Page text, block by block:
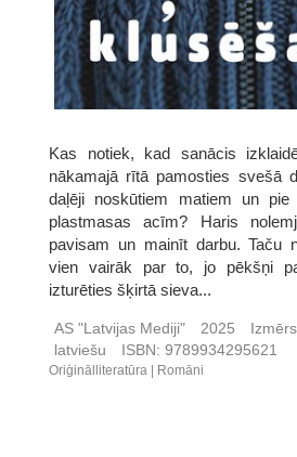
Kas notiek, kad sanācis
nākamajā rītā pamosties svešā
daļēji noskūtiem matiem un pie
plastmasas acīm? Haris
pavisam un mainīt darbu. Taču
vien vairāk par to, jo pēkšņi
izturēties šķirtā sieva...
AS "Latvijas Mediji" 2025
latviešu
ISBN: 9789934295621
Oriģinālliteratūra Romāni